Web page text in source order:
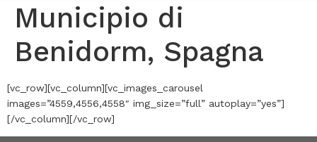
Municipio di
Benidorm, Spagna
[vc_row][vc_column][vc_images_carousel
images=”4559,4556,4558″ img_size=”full” autoplay=”yes”]
[/vc_column][/vc_row]